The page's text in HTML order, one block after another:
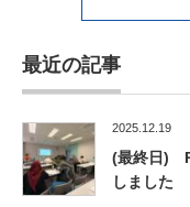
最近の記事
2025.12.19
(最終日)
しました